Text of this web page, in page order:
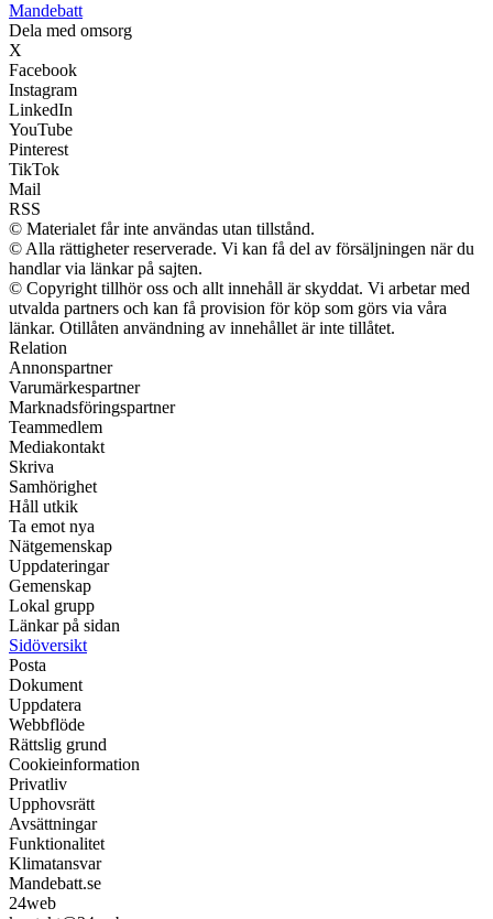
Mandebatt
Dela med omsorg
X
Facebook
Instagram
LinkedIn
YouTube
Pinterest
TikTok
Mail
RSS
© Materialet får inte användas utan tillstånd.
© Alla rättigheter reserverade. Vi kan få del av försäljningen när du
handlar via länkar på sajten.
© Copyright tillhör oss och allt innehåll är skyddat. Vi arbetar med
utvalda partners och kan få provision för köp som görs via våra
länkar. Otillåten användning av innehållet är inte tillåtet.
Relation
Annonspartner
Varumärkespartner
Marknadsföringspartner
Teammedlem
Mediakontakt
Skriva
Samhörighet
Håll utkik
Ta emot nya
Nätgemenskap
Uppdateringar
Gemenskap
Lokal grupp
Länkar på sidan
Sidöversikt
Posta
Dokument
Uppdatera
Webbflöde
Rättslig grund
Cookieinformation
Privatliv
Upphovsrätt
Avsättningar
Funktionalitet
Klimatansvar
Mandebatt.se
24web